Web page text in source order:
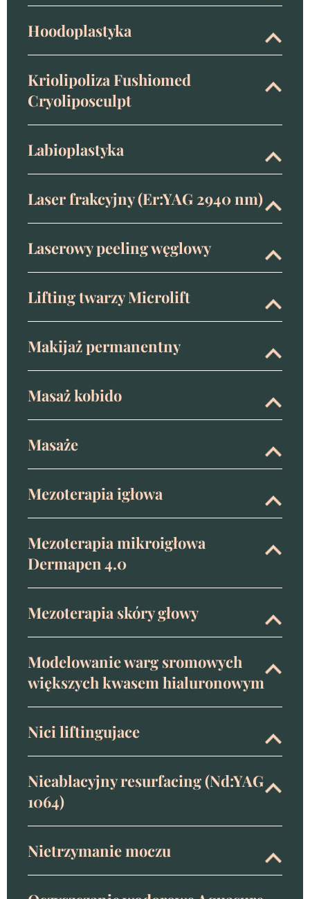
Hoodoplastyka
Kriolipoliza Fushiomed
Cryoliposculpt
Labioplastyka
Laser frakcyjny (Er:YAG 2940 nm)
Laserowy peeling węglowy
Lifting twarzy Microlift
Makijaż permanentny
Masaż kobido
Masaże
Mezoterapia igłowa
Mezoterapia mikroigłowa
Dermapen 4.0
Mezoterapia skóry głowy
Modelowanie warg sromowych
większych kwasem hialuronowym
Nici liftingujace
Nieablacyjny resurfacing (Nd:YAG
1064)
Nietrzymanie moczu